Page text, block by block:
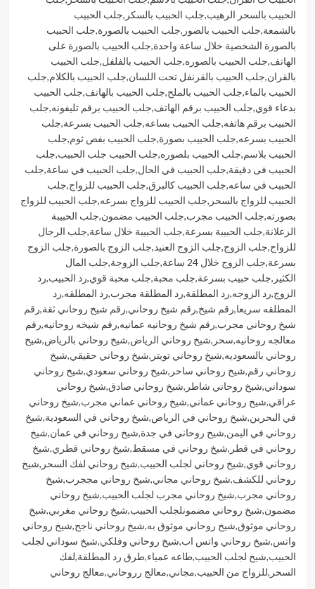
الحبيب بالسحر الرهيب,جلب الحبيب بالسكر ,جلب الحبيب
بالشمعة,جلب الحبيب بالصور ,جلب الحبيب بالصورة,جلب الحبيب
بالصورة الشخصية خلال ساعة واحدة,جلب الحبيب بالصورة على
الهاتف,جلب الحبيب بالصوره,جلب الحبيب بالفلفل,جلب الحبيب
بالقران,جلب الحبيب بالقرنفل تحت اللسان,جلب الحبيب بالكلام,جلب
الحبيب بالماء,جلب الحبيب بالملح,جلب الحبيب بالهاتف,جلب الحبيب
بدعاء قوي,جلب الحبيب برقم الهاتف,جلب الحبيب برقم تليفونه,جلب
الحبيب برقم هاتفه,جلب الحبيب بساعه,جلب الحبيب بسرعة,جلب
الحبيب بسرعه,جلب الحبيب بصورة,جلب الحبيب بفص ثوم,جلب
الحبيب بلاسم,جلب الحبيب بلصوره,جلب الحبيب جلب الحبيب,جلب
الحبيب فى دقيقة,جلب الحبيب في الحال,جلب الحبيب في ساعة,جلب
الحبيب في ساعه,جلب الحبيب كالبرق,جلب الحبيب للزواج,جلب
الحبيب للزواج بالسحر ,جلب الحبيب للزواج بسرعه,جلب الحبيب للزواج
بصورته,جلب الحبيب مجرب,جلب الحبيب مضمون,جلب الحبيبة
الزعلانة,جلب الحبيبة بسرعة,جلب الحبيبة خلال ساعة,جلب الرجال
للزواج,جلب الزوج,جلب الزوج العنيد,جلب الزوج بالصورة,جلب الزوج
بسرعة,جلب الزوج خلال 24 ساعة ,جلب الزوجة,جلب المال
الكثير ,جلب حبيب بسرعة,جلب محبة,جلب محبة قوي,رد الحبيب,رد
الزوج,رد الزوجه,رد المطلقة,رد المطلقة مجرب,رد المطلقه,رد
المطلقه سريعا,رقم شيخ,رقم شيخ روحاني,رقم شيخ روحاني ثقة,رقم
شيخ روحاني مجرب,رقم شيخ روحانيه عمانيه,رقم شيخه روحانيه,رقم
معالجه روحانيه,سحر ,شيخ روحاني الرياض,شيخ روحاني بالرياض,شيخ
روحاني بالسعوديه,شيخ روحاني تويتر ,شيخ روحاني حقيقي,شيخ
روحاني رقم,شيخ روحاني ساحر ,شيخ روحاني سعودي,شيخ روحاني
سوداني,شيخ روحاني شاطر ,شيخ روحاني صادق,شيخ روحاني
عراقي,شيخ روحاني عماني,شيخ روحاني عماني مجرب,شيخ روحاني
في البحرين,شيخ روحاني في الرياض,شيخ روحاني في السعودية,شيخ
روحاني في اليمن,شيخ روحاني في جدة,شيخ روحاني في عمان,شيخ
روحاني في قطر ,شيخ روحاني في مسقط,شيخ روحاني قطري,شيخ
روحاني قوي,شيخ روحاني لجلب الحبيب,شيخ روحاني لفك السحر ,شيخ
روحاني للكشف,شيخ روحاني مجاني,شيخ روحاني مججرب,شيخ
روحاني مجرب,شيخ روحاني مجرب لجلب الحبيب,شيخ روحاني
مضمون,شيخ روحاني مضمونلجلب الحبيب,شيخ روحاني مغربي,شيخ
روحاني موثوق,شيخ روحاني موثوق به,شيخ روحاني ناجح,شيخ روحاني
واتس,شيخ روحاني واتس اب,شيخ روحاني وفلكي,شيخ سوداني لجلب
الحبيب,شيخ لجلب الحبيب,طاعه عمياء,طرق رد المطلقة,لفك
السحر ,للزواج من الحبيب,مجاني,معالج رروحاني,معالج روحاني